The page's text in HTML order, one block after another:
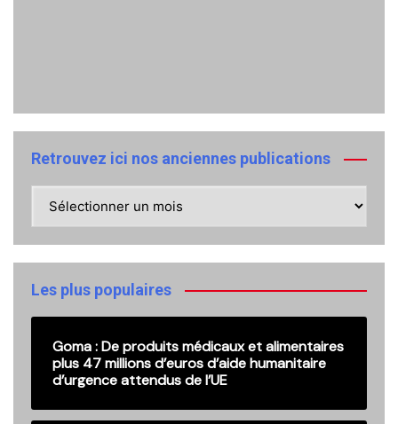
Retrouvez ici nos anciennes publications
anciennes
publications
Les plus populaires
Goma : De produits médicaux et alimentaires
plus 47 millions d’euros d’aide humanitaire
d’urgence attendus de l’UE